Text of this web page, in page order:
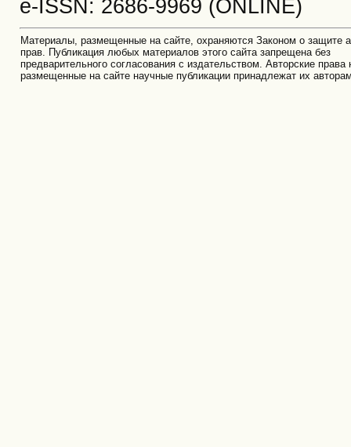
e-ISSN: 2686-9969 (ONLINE)
Материалы, размещенные на сайте, охраняются Законом о защите
прав. Публикация любых материалов этого сайта запрещена без
предварительного согласования с издательством. Авторские права
размещенные на сайте научные публикации принадлежат их